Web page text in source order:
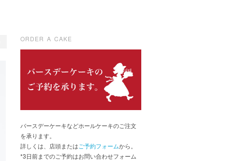
ORDER A CAKE
バースデーケーキなどホールケーキのご注文
を承ります。
詳しくは、店頭またはご予約フォームから。
*3日前までのご予約はお問い合わせフォーム